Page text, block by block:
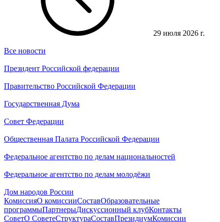
29 июля 2026 г.
Все новости
Президент Российской федерации
Правительство Российской Федерации
Государственная Дума
Совет Федерации
Общественная Палата Российской Федерации
Федеральное агентство по делам национальностей
Федеральное агентство по делам молодёжи
Дом народов России
КомиссияО комиссииСоставОбразовательные
программыПартнерыДискуссионный клубКонтакты
СоветО СоветеСтруктураСоставПрезидиумКомиссии